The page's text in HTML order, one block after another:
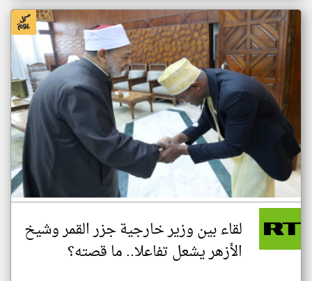
لقاء بين وزير خارجية جزر القمر وشيخ
الأزهر يشعل تفاعلا.. ما قصته؟